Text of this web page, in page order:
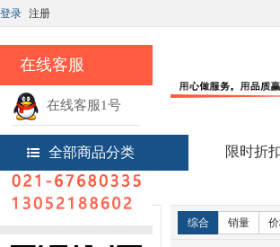
在线客服
在线客服1号
热线电话
登录 注册
全部商品分类 限时折
首页 技术服务
综合 销量